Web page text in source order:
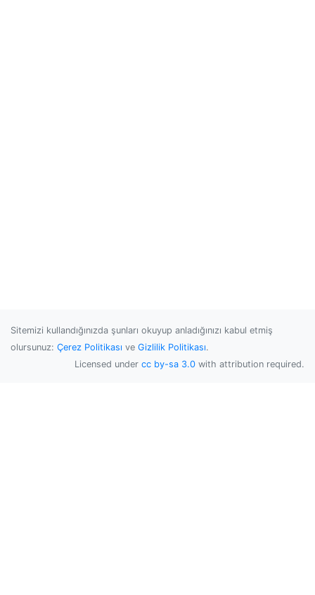
Sitemizi kullandığınızda şunları okuyup anladığınızı kabul etmiş
olursunuz: Çerez Politikası ve Gizlilik Politikası.
Licensed under cc by-sa 3.0 with attribution required.